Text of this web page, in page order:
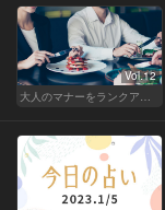
Vol.12